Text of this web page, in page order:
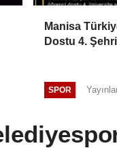
Manisa
Dostu 4.
SPOR